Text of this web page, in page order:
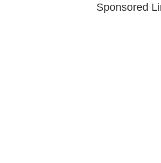
Sponsored